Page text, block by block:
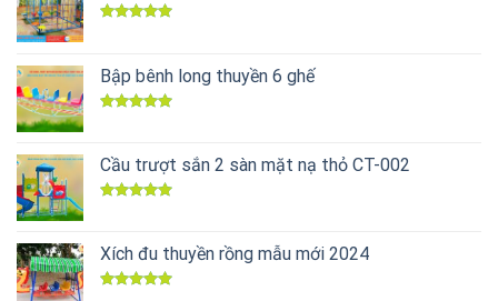
Bập bênh long thuyền 6 ghế
Cầu trượt sắn 2 sàn mặt nạ thỏ CT-002
Xích đu thuyền rồng mẫu mới 2024